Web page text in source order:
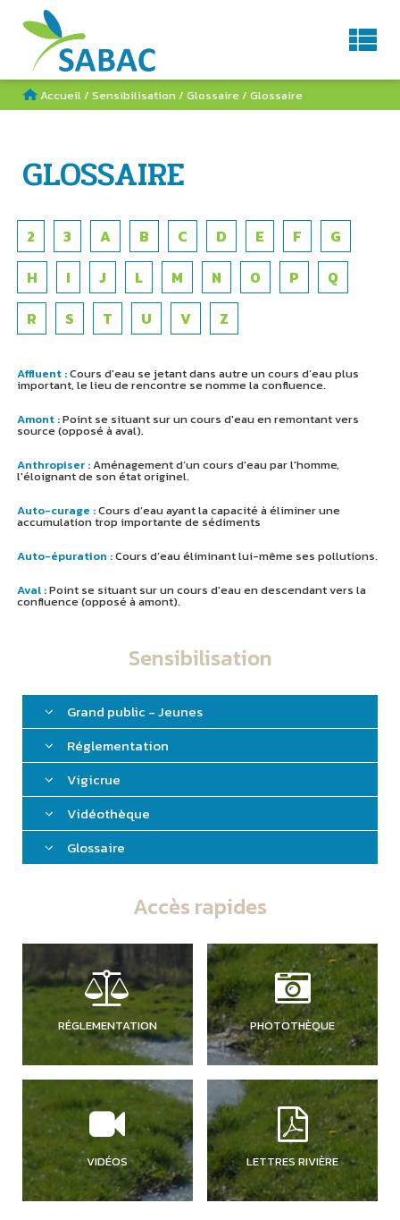
Service d'Aménagement du BAssin de la Charente
RECHERCHE
Accueil/ Sensibilisation/ Glossaire / Glossaire
GLOSSAIRE
2 3 A B C D E F
G
H
I J L M N O P
Q
R
S T U V Z
Affluent :Cours d'eau se jetant dans autre un cours d’eau plus
important, le lieu de rencontre se nomme la confluence.
Amont :Point se situant sur un cours d'eau en remontant vers
source (opposé à aval).
Anthropiser :Aménagement d’un cours d'eau par l'homme,
l'éloignant de son état originel.
Auto-curage :Cours d’eau ayant la capacité à éliminer une
accumulation trop importante de sédiments
Auto-épuration :Cours d’eau éliminant lui-même ses pollutions.
Aval :Point se situant sur un cours d'eau en descendant vers la
confluence (opposé à amont).
Sensibilisation
Grand public - Jeunes
Réglementation
Vigicrue
Vidéothèque
Glossaire
Accès rapides
RÉGLEMENTATION PHOTOTHÈQUE
VIDÉOS LETTRES RIVIÈRE